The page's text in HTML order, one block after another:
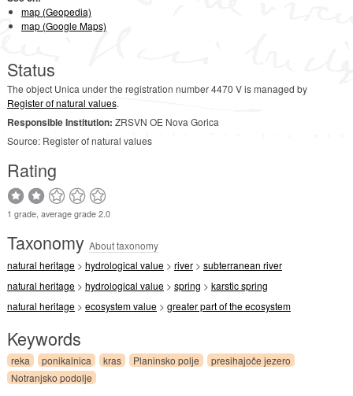
map (Geopedia)
map (Google Maps)
Status
The object Unica under the registration number 4470 V is managed by
Register of natural values.
Responsible Institution: ZRSVN OE Nova Gorica
Source: Register of natural values
Rating
1 grade, average grade 2.0
Taxonomy About taxonomy
natural heritage> hydrological value> river> subterranean river
natural heritage> hydrological value> spring > karstic spring
natural heritage> ecosystem value> greater part of the ecosystem
Keywords
reka ponikalnica kras Planinsko polje
presihajoče jezero
Notranjsko podolje